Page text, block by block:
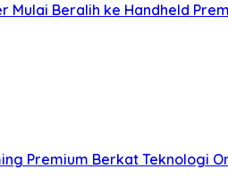
Mulai Beralih ke Handheld
Premium Berkat Teknologi